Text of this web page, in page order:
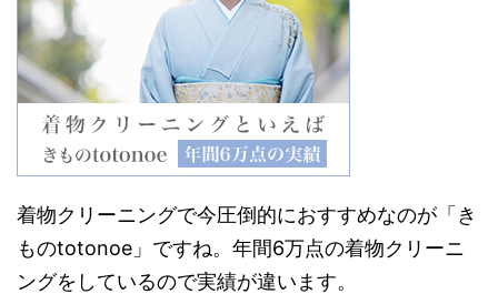
着物クリーニングで今圧倒的におすすめなのが「き
ものtotonoe」ですね。年間6万点の着物クリーニ
ングをしているので実績が違います。